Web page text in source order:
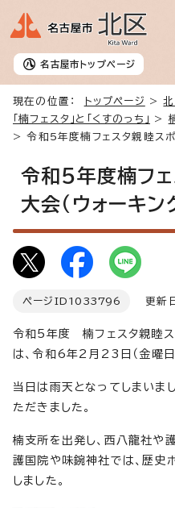
名古屋市 トップページ
現在の位置： トップページ >
「楠フェスタ」と「くすのっち」
>
> 令和5年度楠フェスタ親睦スポ
令和5年度楠フ
大会（ウォーキン
ページID 1033796 更新
令和5年度 楠フェスタ親睦ス
は、令和6年2月23日（金曜日
当日は雨天となってしまいま
ただきました。
楠支所を出発し、西八龍社や
護国院や味鋺神社では、歴史
しました。